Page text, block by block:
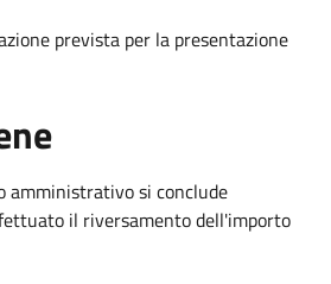
prevista per la presentazione
amministrativo si conclude
il riversamento dell'importo